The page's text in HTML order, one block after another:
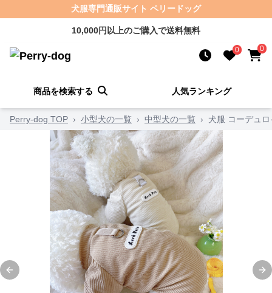
犬服専門通販サイト ペリードッグ
10,000円以上のご購入で送料無料
0 0
商品を検索する 人気ランキング
Perry-dog TOP › 小型犬の一覧 › 中型犬の一覧 › 犬服 コーデュ
Previous slide